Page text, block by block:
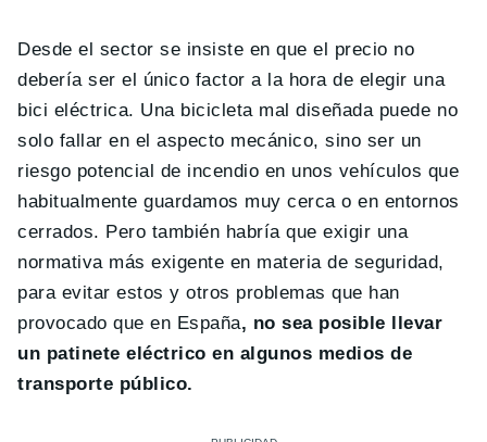
Desde el sector se insiste en que el precio no
debería ser el único factor a la hora de elegir una
bici eléctrica. Una bicicleta mal diseñada puede no
solo fallar en el aspecto mecánico, sino ser un
riesgo potencial de incendio en unos vehículos que
habitualmente guardamos muy cerca o en entornos
cerrados. Pero también habría que exigir una
normativa más exigente en materia de seguridad,
para evitar estos y otros problemas que han
provocado que en España, no sea posible llevar
un patinete eléctrico en algunos medios de
transporte público.